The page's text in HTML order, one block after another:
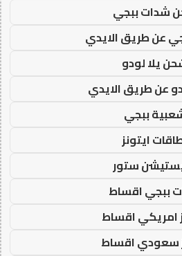
شدات ببجي
عن طريق الايدي
يلا لودو
عن طريق الايدي
ببجي
ايتونز
ستور
ببجي اقساط
امريكي اقساط
سعودي اقساط